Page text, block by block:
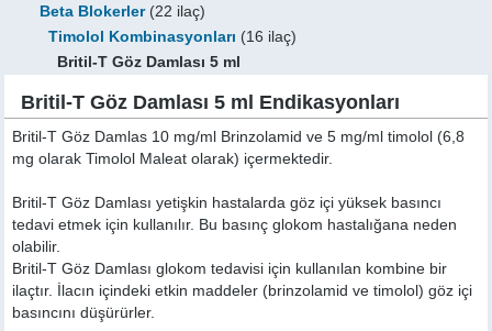
Beta Blokerler(22 ilaç)
Timolol Kombinasyonları (16 ilaç)
Britil-T Göz Damlası 5 ml
Britil-T Göz Damlası 5 ml Endikasyonları
Britil-T Göz Damlas 10 mg/ml Brinzolamid ve 5 mg/ml timolol (6,8
mg olarak Timolol Maleat olarak) içermektedir.
Britil-T Göz Damlası yetişkin hastalarda göz içi yüksek basıncı
tedavi etmek için kullanılır. Bu basınç glokom hastalığana neden
olabilir.
Britil-T Göz Damlası glokom tedavisi için kullanılan kombine bir
ilaçtır. İlacın içindeki etkin maddeler (brinzolamid ve timolol) göz içi
basıncını düşürürler.